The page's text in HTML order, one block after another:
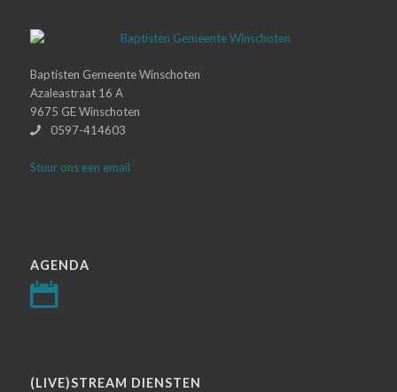
Baptisten Gemeente Winschoten
Azaleastraat 16 A
9675 GE Winschoten
0597-414603
Stuur ons een email
AGENDA
(LIVE)STREAM DIENSTEN